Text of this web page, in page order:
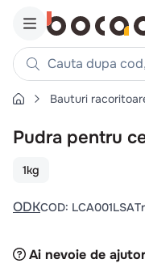
Cauta dupa cod,
Căutări populare
1. cartofi
.
4. chifle
Bauturi
Pudra pentru
1kg
ODKCOD: LCA001LSA
Ai nevoie de